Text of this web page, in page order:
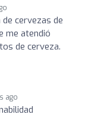
de cervezas de
me atendió
de cerveza.
ago